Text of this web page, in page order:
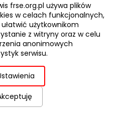
Systemu Edukacji
osobowych
NARUSZEŃ
frse.org.pl używa plików
w celach funkcjonalnych,
użytkownikom
z witryny oraz w celu
anonimowych
serwisu.